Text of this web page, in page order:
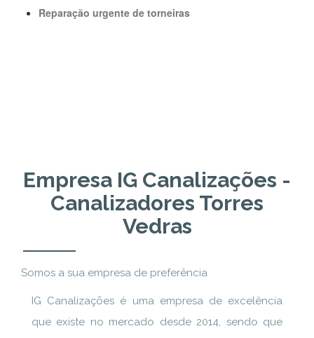
Reparação urgente de torneiras
Empresa IG Canalizações -
Canalizadores Torres
Vedras
Somos a sua empresa de preferência
IG Canalizações é uma empresa de excelência
que existe no mercado desde 2014, sendo que